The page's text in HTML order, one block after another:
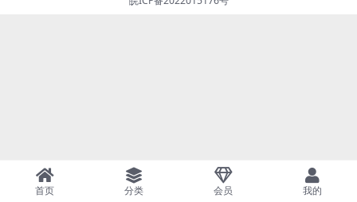
首页 分类 会员 我的